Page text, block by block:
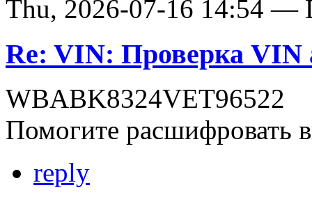
Thu, 2026-07-16 14:54 —
Re: VIN: Проверка VIN
WBABK8324VET96522
Помогите расшифровать
reply